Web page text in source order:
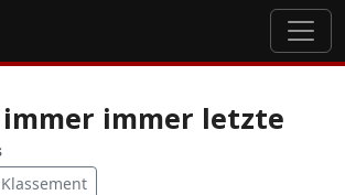
immer letzte
Klassement